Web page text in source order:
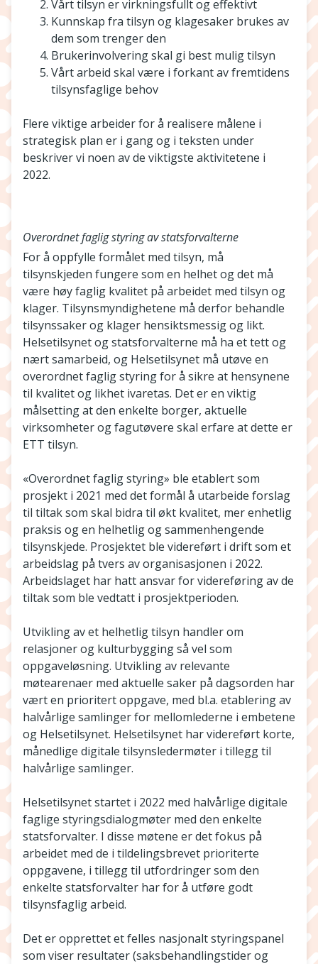
Vårt tilsyn er virkningsfullt og effektivt
Kunnskap fra tilsyn og klagesaker brukes av
dem som trenger den
Brukerinvolvering skal gi best mulig tilsyn
Vårt arbeid skal være i forkant av fremtidens
tilsynsfaglige behov
Flere viktige arbeider for å realisere målene i
strategisk plan er i gang og i teksten under
beskriver vi noen av de viktigste aktivitetene i
2022.
Overordnet faglig styring av statsforvalterne
For å oppfylle formålet med tilsyn, må
tilsynskjeden fungere som en helhet og det må
være høy faglig kvalitet på arbeidet med tilsyn og
klager. Tilsynsmyndighetene må derfor behandle
tilsynssaker og klager hensiktsmessig og likt.
Helsetilsynet og statsforvalterne må ha et tett og
nært samarbeid, og Helsetilsynet må utøve en
overordnet faglig styring for å sikre at hensynene
til kvalitet og likhet ivaretas. Det er en viktig
målsetting at den enkelte borger, aktuelle
virksomheter og fagutøvere skal erfare at dette er
ETT tilsyn.
«Overordnet faglig styring» ble etablert som
prosjekt i 2021 med det formål å utarbeide forslag
til tiltak som skal bidra til økt kvalitet, mer enhetlig
praksis og en helhetlig og sammenhengende
tilsynskjede. Prosjektet ble videreført i drift som et
arbeidslag på tvers av organisasjonen i 2022.
Arbeidslaget har hatt ansvar for videreføring av de
tiltak som ble vedtatt i prosjektperioden.
Utvikling av et helhetlig tilsyn handler om
relasjoner og kulturbygging så vel som
oppgaveløsning. Utvikling av relevante
møtearenaer med aktuelle saker på dagsorden har
vært en prioritert oppgave, med bl.a. etablering av
halvårlige samlinger for mellomlederne i embetene
og Helsetilsynet. Helsetilsynet har videreført korte,
månedlige digitale tilsynsledermøter i tillegg til
halvårlige samlinger.
Helsetilsynet startet i 2022 med halvårlige digitale
faglige styringsdialogmøter med den enkelte
statsforvalter. I disse møtene er det fokus på
arbeidet med de i tildelingsbrevet prioriterte
oppgavene, i tillegg til utfordringer som den
enkelte statsforvalter har for å utføre godt
tilsynsfaglig arbeid.
Det er opprettet et felles nasjonalt styringspanel
som viser resultater (saksbehandlingstider og